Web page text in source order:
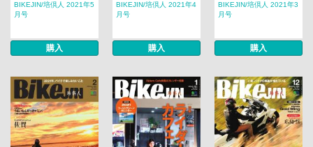
BIKEJIN/培倶人 2021年5
月号
購入
BIKEJIN/培倶人 2021年4
月号
購入
BIKEJIN/培倶人 2021年3
月号
購入